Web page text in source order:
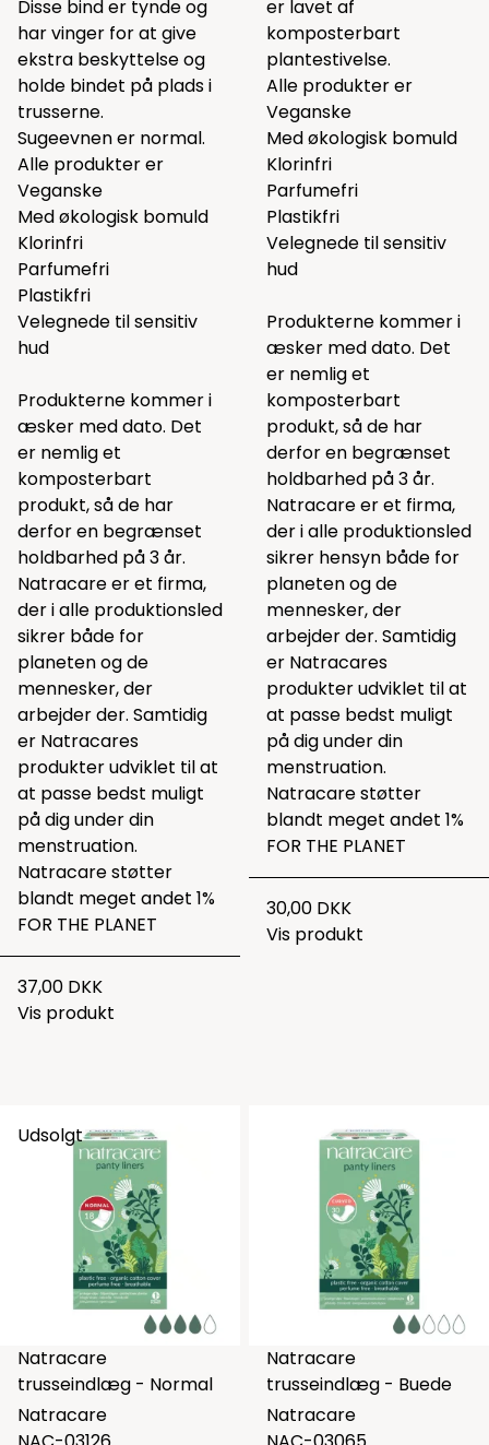
Disse bind er tynde og
har vinger for at give
ekstra beskyttelse og
holde bindet på plads i
trusserne.
Sugeevnen er normal.
Alle produkter er
Veganske
Med økologisk bomuld
Klorinfri
Parfumefri
Plastikfri
Velegnede til sensitiv
hud
Produkterne kommer i
æsker med dato. Det
er nemlig et
komposterbart
produkt, så de har
derfor en begrænset
holdbarhed på 3 år.
Natracare er et firma,
der i alle produktionsled
sikrer både for
planeten og de
mennesker, der
arbejder der. Samtidig
er Natracares
produkter udviklet til at
at passe bedst muligt
på dig under din
menstruation.
Natracare støtter
blandt meget andet 1%
FOR THE PLANET
37,00 DKK
Vis produkt
er lavet af
komposterbart
plantestivelse.
Alle produkter er
Veganske
Med økologisk bomuld
Klorinfri
Parfumefri
Plastikfri
Velegnede til sensitiv
hud
Produkterne kommer i
æsker med dato. Det
er nemlig et
komposterbart
produkt, så de har
derfor en begrænset
holdbarhed på 3 år.
Natracare er et firma,
der i alle produktionsled
sikrer hensyn både for
planeten og de
mennesker, der
arbejder der. Samtidig
er Natracares
produkter udviklet til at
at passe bedst muligt
på dig under din
menstruation.
Natracare støtter
blandt meget andet 1%
FOR THE PLANET
30,00 DKK
Vis produkt
Udsolgt
Natracare
trusseindlæg - Normal
Natracare
Natracare
trusseindlæg - Buede
Natracare